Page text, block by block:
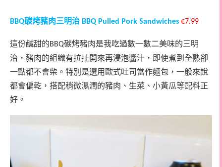
BBQ碳烤豬肉三明治 BBQ Pulled Pork Sandwiches €7.99
這份鹹甜的BBQ碳烤豬肉是我吃過數一數二美味的三明
治，豬肉的組織有拉扯開來再浸泡醬汁，即使煮到全熟卻
一點都不會柴。特別是選用歐式吐司當作麵包，一般來說
都會偏乾，搭配稍微濕潤的豬肉、生菜、小黃瓜等配料正
好。